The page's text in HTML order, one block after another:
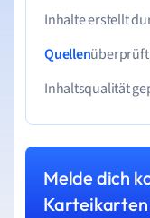
Inhalte erstellt
Quellen
Inhaltsqualität
Melde dich
Karteikarten